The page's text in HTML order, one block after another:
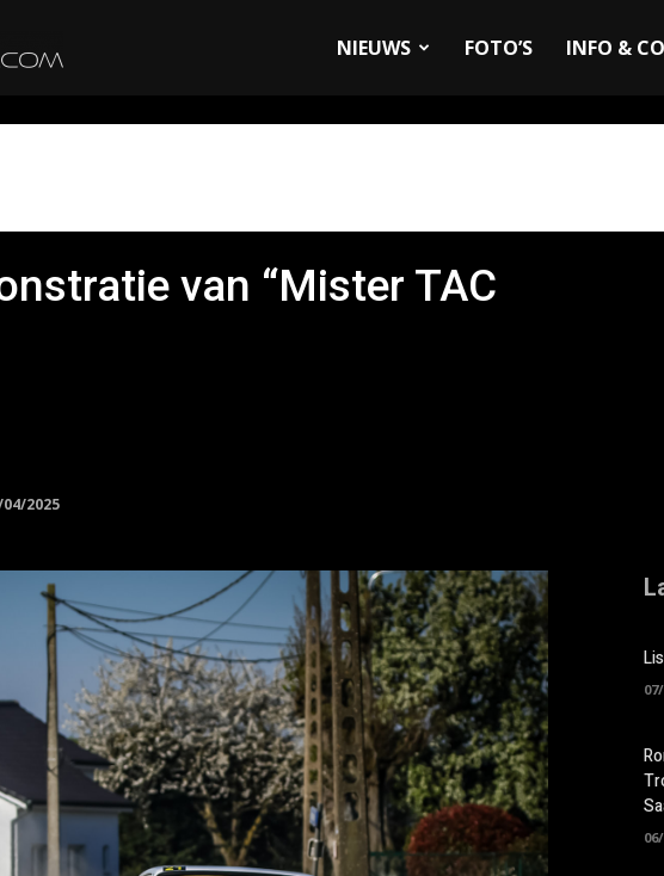
NIEUWS FOTO’S INFO &
van “Mister TAC
2025